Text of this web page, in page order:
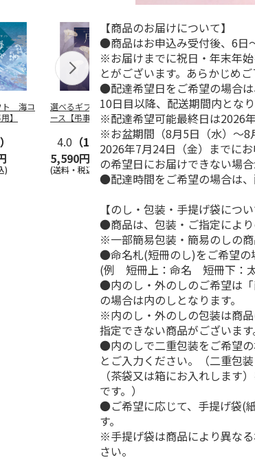
ト 海コ
】
)
選べるギフト 月コ
ース【弔事用】
4.0 （1）
5,590円
(送料・税込)
＜お中元＞お中元選
べるギフト 栴檀コ
ース
5.0 （5）
10,780円
(送料・税込)
選べ
ース
4.4
(送料
【商品のお届けについて】
●商品はお申込み受付後、6日
※お届けまでに祝日・年末年
とがございます。あらかじめご
●配達希望日をご希望の場合
10日目以降、配送期間内となり
※配達希望可能最終日は2026
※お盆期間（8月5日（水）～8
2026年7月24日（金）までに
の希望日にお届けできない場合
●配達時間をご希望の場合は、
【のし・包装・手提げ袋につい
●商品は、包装・ご指定により
※一部簡易包装・簡易のしの商
●命名札(短冊のし)をご希
(例 短冊上：命名 短冊下：太
●内のし・外のしのご希望は
の場合は内のしとなります。
※内のし・外のしの包装は商
指定できない商品がございま
●内のしで二重包装をご希望の
とご入力ください。（二重包
（茶袋又は箱にお入れします
です。）
●ご希望に応じて、手提げ袋(
す。
※手提げ袋は商品により異な
さい。